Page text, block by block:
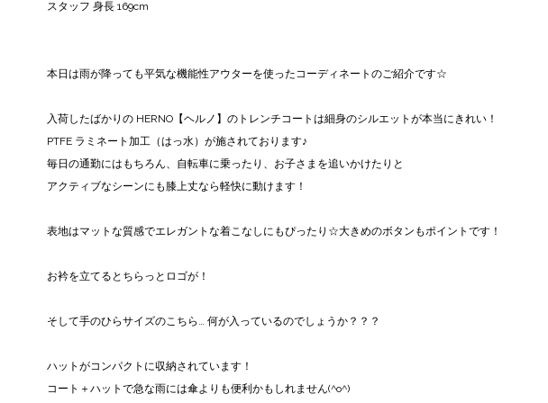
スタッフ 身長 169cm
本日は雨が降っても平気な機能性アウターを使ったコーディネートのご紹介です☆
入荷したばかりの HERNO【ヘルノ】のトレンチコートは細身のシルエットが本当にきれい！
PTFE ラミネート加工（はっ水）が施されております♪
毎日の通勤にはもちろん、自転車に乗ったり、お子さまを追いかけたりと
アクティブなシーンにも膝上丈なら軽快に動けます！
表地はマットな質感でエレガントな着こなしにもぴったり☆大きめのボタンもポイントです！
お衿を立てるとちらっとロゴが！
そして手のひらサイズのこちら… 何が入っているのでしょうか？？？
ハットがコンパクトに収納されています！
コート＋ハットで急な雨には傘よりも便利かもしれません(^o^)